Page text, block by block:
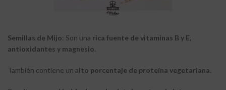
Semillas de Mijo: Son una rica fuente de vitaminas B y E,
antioxidantes y magnesio.
También contiene un alto porcentaje de proteína vegetariana.